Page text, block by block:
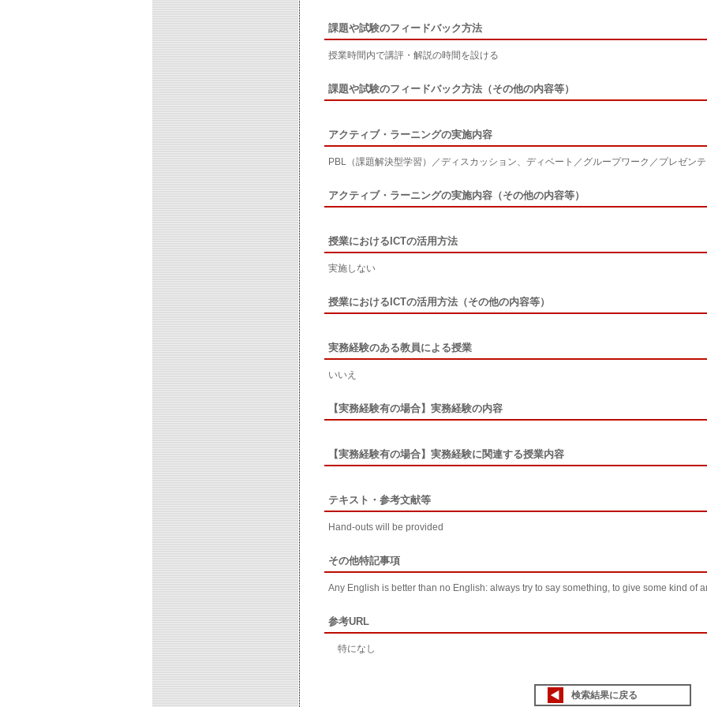
課題や試験のフィードバック方法
授業時間内で講評・解説の時間を設ける
課題や試験のフィードバック方法（その他の内容等）
アクティブ・ラーニングの実施内容
PBL（課題解決型学習）／ディスカッション、ディベート／グループワーク／プレゼン
アクティブ・ラーニングの実施内容（その他の内容等）
授業におけるICTの活用方法
実施しない
授業におけるICTの活用方法（その他の内容等）
実務経験のある教員による授業
いいえ
【実務経験有の場合】実務経験の内容
【実務経験有の場合】実務経験に関連する授業内容
テキスト・参考文献等
Hand-outs will be provided
その他特記事項
Any English is better than no English: always try to say something, to give some kind of
参考URL
特になし
検索結果に戻る